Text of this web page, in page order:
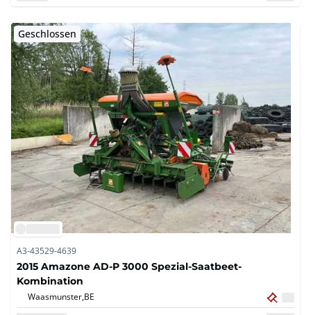
Geschlossen
A3-43529-4639
2015 Amazone AD-P 3000 Spezial-Saatbeet-
Kombination
Waasmunster,BE